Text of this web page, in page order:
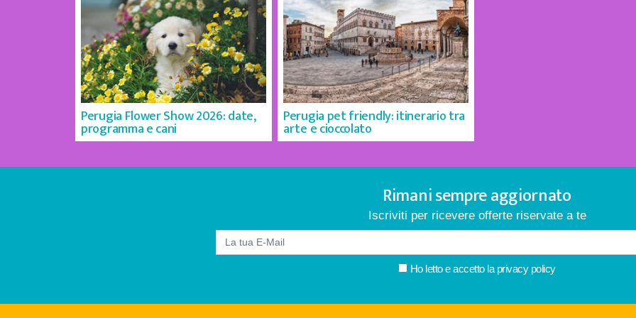
Perugia Flower Show 2026: date,
programma e cani
Perugia pet friendly: itinerario tra
arte e cioccolato
Rimani sempre aggiornato
Iscriviti per ricevere offerte riservate a te
Ho letto e accetto la privacy policy